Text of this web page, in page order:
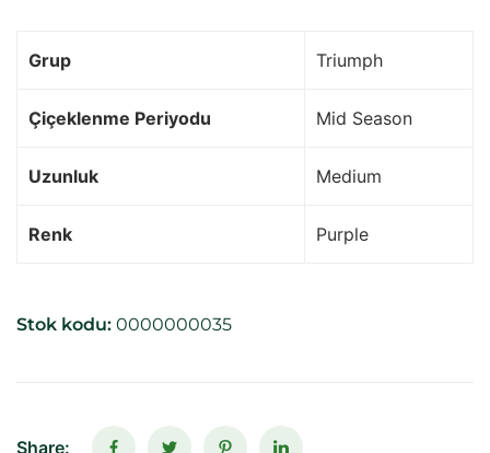
Grup Triumph
Çiçeklenme Periyodu Mid Season
Uzunluk Medium
Renk Purple
Stok kodu: 0000000035
Share: